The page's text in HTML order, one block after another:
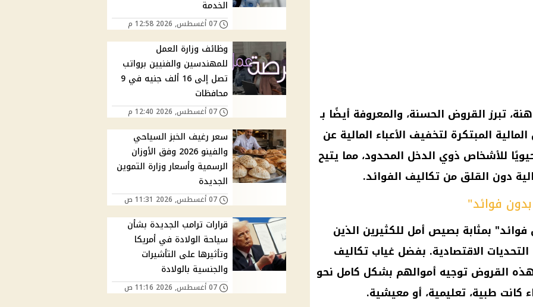
تبرز القروض الحسنة، والمعروفة أيضًا بـ
المبتكرة لتخفيف الأعباء المالية عن
للأشخاص ذوي الدخل المحدود، مما يتيح
دون القلق من تكاليف الفوائد.
فوائد"
بمثابة بصيص أمل للكثيرين الذين
الاقتصادية. بفضل غياب تكاليف
القروض توجيه أموالهم بشكل كامل نحو
كانت طبية، تعليمية، أو معيشية.
الخدمة
07 أغسطس, 2026 12:58 م
وظائف وزارة العمل
للمهندسين والفنيين برواتب
تصل إلى 16 ألف جنيه في 9
محافظات
07 أغسطس, 2026 12:40 م
سعر رغيف الخبز السياحي
والفينو 2026 وفق الأوزان
الرسمية وأسعار وزارة التموين
الجديدة
07 أغسطس, 2026 11:31 ص
قرارات ترامب الجديدة بشأن
سياحة الولادة في أمريكا
وتأثيرها على التأشيرات
والجنسية بالولادة
07 أغسطس, 2026 11:16 ص